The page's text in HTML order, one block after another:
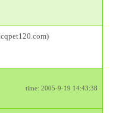
time: 2005-9-19 14:43:38